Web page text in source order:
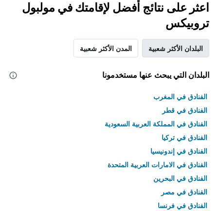
اعثر على نتائج أفضل لإقامتك في مولبول
تروبيكس
البلدان الأكثر شعبية المدن الأكثر شعبية
البلدان التي يبحث عنها مستخدمونا
الفنادق في المغرب
الفنادق في قطر
الفنادق في المملكة العربية السعودية
الفنادق في تركيا
الفنادق في إندونيسيا
الفنادق في الامارات العربية المتحدة
الفنادق في البحرين
الفنادق في مصر
الفنادق في فرنسا